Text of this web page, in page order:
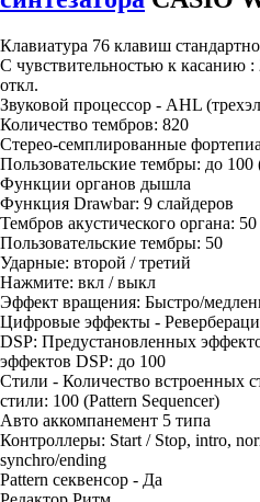
Клавиатура 76 клавиш
С чувствительностью к касанию :
откл.
Звуковой процессор - AHL
Количество тембров: 820
Стерео-семплированные
Пользовательские тембры: до 100
Функции органов дышла
Функция Drawbar: 9 слайдеров
Тембров акустического органа:
Пользовательские тембры: 50
Ударные: второй / третий
Нажмите: вкл / выкл
Эффект вращения: Быстро/
Цифровые эффекты -
DSP: Предустановленных
эффектов DSP: до 100
Стили - Количество встроенных
стили: 100 (Pattern Sequencer)
Авто аккомпанемент 5 типа
Контроллеры: Start / Stop, intro,
synchro/ending
Pattern секвенсор - Да